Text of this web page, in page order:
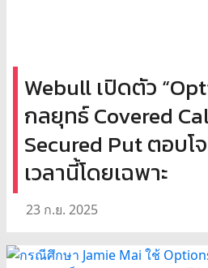
Webull เปิดตัว
กลยุทธ์ Covered
Secured Put ตอบ
เวลานี้โดยเฉพาะ
23 ก.ย. 2025